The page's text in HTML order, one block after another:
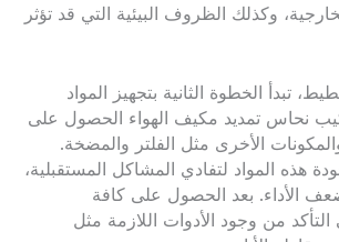
وكذلك الظروف البيئية التي قد تؤثر
تبدأ الخطوة الثانية بتجهيز المواد
نحاس تمديد مكيف الهواء الحصول على
والمكونات الأخرى مثل الفلتر والمضخة.
هذه المواد لتفادي المشاكل المستقبلية،
الأداء. بعد الحصول على كافة
التأكد من وجود الأدوات اللازمة مثل